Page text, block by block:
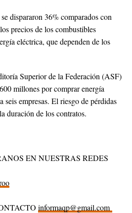
dispararon 36% comparados con
precios de los combustibles
eléctrica, que dependen de los
Superior de la Federación (ASF)
millones por comprar energía
seis empresas. El riesgo de pérdidas
duración de los contratos.
EN NUESTRAS REDES
informaqp@gmail.com